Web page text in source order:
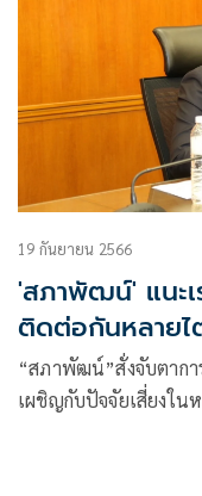
19 กันยายน 2566
'สภาพัฒน์' แนะ
ติดต่อกันหลายไ
“สภาพัฒน์”สั่งจับตากา
เผชิญกับปัจจัยเสี่ยงใน